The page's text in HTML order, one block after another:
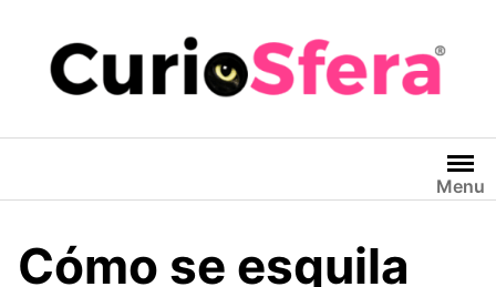
contenido
Menu
Cómo se esquila